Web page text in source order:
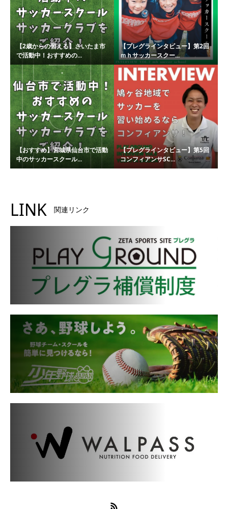
【2歳からの習える】さいたま市
で活動中！おすすめの...
【プレグラインタビュー】第2回
ｍｈサッカースクー...
【おすすめ】宮城県仙台市で活動
中のサッカースクール...
【プレグラインタビュー】第5回
コンフィアンサSC...
LINK 関連リンク